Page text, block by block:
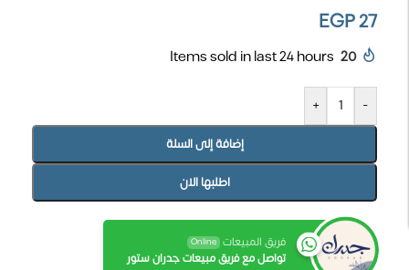
EGP27
20
Items sold in last 24 hours
-
+
إضافة إلى السلة
اطلبها الان
فريق المبيعات Online
تواصل مع فريق مبيعات جدران ستور